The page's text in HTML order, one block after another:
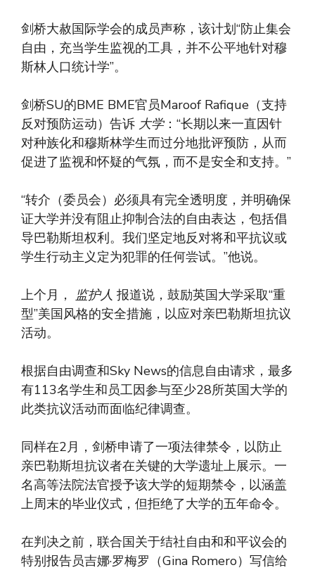
剑桥大赦国际学会的成员声称，该计划“防止集会
自由，充当学生监视的工具，并不公平地针对穆
斯林人口统计学”。
剑桥SU的BME BME官员Maroof Rafique（支持
反对预防运动）告诉 大学：“长期以来一直因针
对种族化和穆斯林学生而过分地批评预防，从而
促进了监视和怀疑的气氛，而不是安全和支持。”
“转介（委员会）必须具有完全透明度，并明确保
证大学并没有阻止抑制合法的自由表达，包括倡
导巴勒斯坦权利。我们坚定地反对将和平抗议或
学生行动主义定为犯罪的任何尝试。”他说。
上个月， 监护人 报道说，鼓励英国大学采取“重
型”美国风格的安全措施，以应对亲巴勒斯坦抗议
活动。
根据自由调查和Sky News的信息自由请求，最多
有113名学生和员工因参与至少28所英国大学的
此类抗议活动而面临纪律调查。
同样在2月，剑桥申请了一项法律禁令，以防止
亲巴勒斯坦抗议者在关键的大学遗址上展示。一
名高等法院法官授予该大学的短期禁令，以涵盖
上周末的毕业仪式，但拒绝了大学的五年命令。
在判决之前，联合国关于结社自由和和平议会的
特别报告员吉娜·罗梅罗（Gina Romero）写信给